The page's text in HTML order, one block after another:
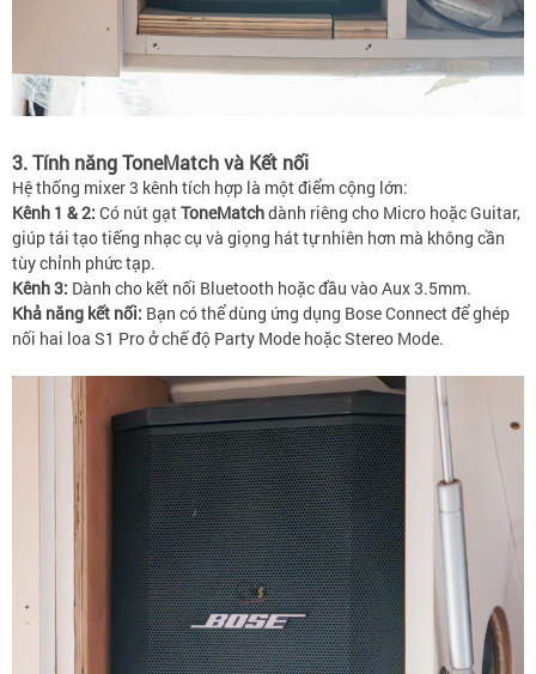
3. Tính năng ToneMatch và Kết nối
Hệ thống mixer 3 kênh tích hợp là một điểm cộng lớn:
Kênh 1 & 2: Có nút gạtToneMatchdành riêng cho Micro hoặc Guitar,
giúp tái tạo tiếng nhạc cụ và giọng hát tự nhiên hơn mà không cần
tùy chỉnh phức tạp.
Kênh 3: Dành cho kết nối Bluetooth hoặc đầu vào Aux 3.5mm.
Khả năng kết nối: Bạn có thể dùng ứng dụng Bose Connect để ghép
nối hai loa S1 Pro ở chế độ Party Mode hoặc Stereo Mode.